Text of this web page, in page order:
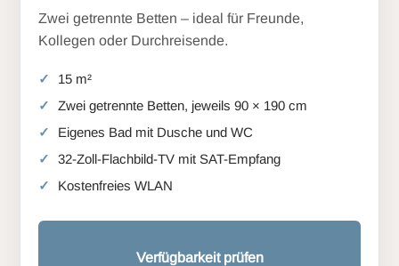
Zwei getrennte Betten – ideal für Freunde,
Kollegen oder Durchreisende.
15 m²
Zwei getrennte Betten, jeweils 90 × 190 cm
Eigenes Bad mit Dusche und WC
32-Zoll-Flachbild-TV mit SAT-Empfang
Kostenfreies WLAN
Verfügbarkeit prüfen